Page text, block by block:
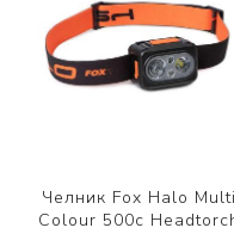
Челник Fox Halo Multi
Colour 500c